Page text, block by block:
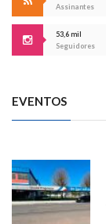
Assinantes
53,6 mil
Seguidores
EVENTOS